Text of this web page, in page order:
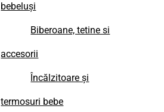
bebeluși
Biberoane, tetine si
accesorii
Încălzitoare și
termosuri bebe